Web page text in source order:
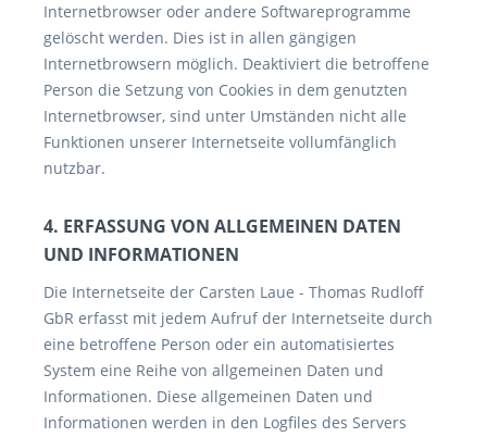
Internetbrowser oder andere Softwareprogramme
gelöscht werden. Dies ist in allen gängigen
Internetbrowsern möglich. Deaktiviert die betroffene
Person die Setzung von Cookies in dem genutzten
Internetbrowser, sind unter Umständen nicht alle
Funktionen unserer Internetseite vollumfänglich
nutzbar.
4. ERFASSUNG VON ALLGEMEINEN DATEN
UND INFORMATIONEN
Die Internetseite der Carsten Laue - Thomas Rudloff
GbR erfasst mit jedem Aufruf der Internetseite durch
eine betroffene Person oder ein automatisiertes
System eine Reihe von allgemeinen Daten und
Informationen. Diese allgemeinen Daten und
Informationen werden in den Logfiles des Servers